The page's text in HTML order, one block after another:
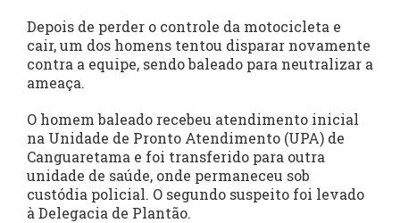
Depois de perder o controle da motocicleta e
cair, um dos homens tentou disparar novamente
contra a equipe, sendo baleado para neutralizar a
ameaça.
O homem baleado recebeu atendimento inicial
na Unidade de Pronto Atendimento (UPA) de
Canguaretama e foi transferido para outra
unidade de saúde, onde permaneceu sob
custódia policial. O segundo suspeito foi levado
à Delegacia de Plantão.